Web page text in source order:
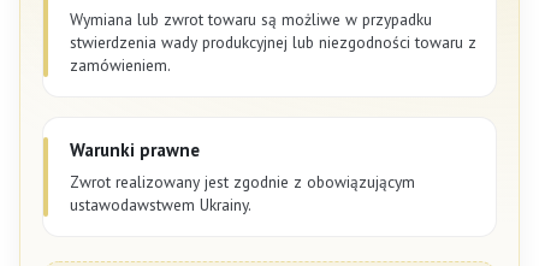
Wymiana lub zwrot towaru są możliwe w przypadku
stwierdzenia wady produkcyjnej lub niezgodności towaru z
zamówieniem.
Warunki prawne
Zwrot realizowany jest zgodnie z obowiązującym
ustawodawstwem Ukrainy.